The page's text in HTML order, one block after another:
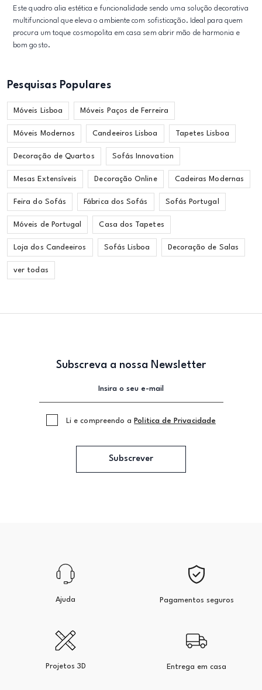
Este quadro alia estética e funcionalidade sendo uma solução decorativa
multifuncional que eleva o ambiente com sofisticação. Ideal para quem
procura um toque cosmopolita em casa sem abrir mão de harmonia e
bom gosto.
Pesquisas Populares
Móveis Lisboa Móveis Paços de Ferreira
Móveis Modernos Candeeiros Lisboa Tapetes Lisboa
Decoração de Quartos Sofás Innovation
Mesas Extensíveis Decoração Online Cadeiras Modernas
Feira do Sofás Fábrica dos Sofás Sofás Portugal
Móveis de Portugal Casa dos Tapetes
Loja dos Candeeiros Sofás Lisboa Decoração de Salas
ver todas
Subscreva a nossa Newsletter
Li e compreendo a Politica de Privacidade
Subscrever
Ajuda Pagamentos seguros
Projetos 3D Entrega em casa